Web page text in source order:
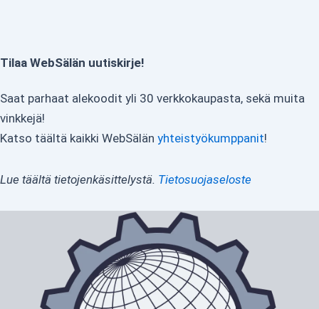
Tilaa WebSälän uutiskirje!
Saat parhaat alekoodit yli 30 verkkokaupasta, sekä muita
vinkkejä!
Katso täältä kaikki WebSälän yhteistyökumppanit!
Lue täältä tietojenkäsittelystä. Tietosuojaseloste